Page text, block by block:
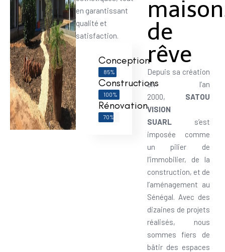
en garantissant
qualité et
satisfaction.
Conception
85%
Constructions
100%
Rénovation
70%
de
rêve
Depuis sa création
en l’an
2000, SATOU
VISION
SUARLs’est
imposée comme
un pilier de
l’immobilier, de la
construction, et de
l’aménagement au
Sénégal. Avec des
dizaines de projets
réalisés, nous
sommes fiers de
bâtir des espaces